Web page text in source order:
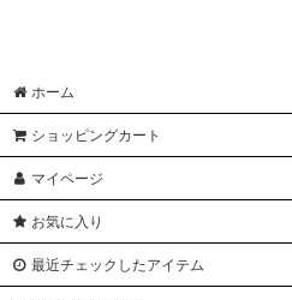
ホーム
ショッピングカート
マイページ
お気に入り
最近チェックしたアイテム